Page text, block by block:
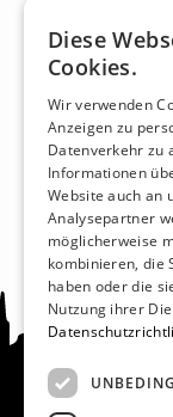
Diese
Cookies.
Wir verwenden
Anzeigen zu
Datenverkehr zu
Informationen
Website auch an
Analysepartner
möglicherweise
kombinieren, die
haben oder die
Nutzung ihrer